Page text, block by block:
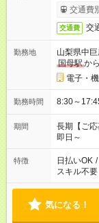
交通費
交通費 交
勤務地
山梨県中
国母駅か
電子・
勤務時間
期間
長期【ご
即日～
特徴 日払いOK /
スキル不要
気になる！